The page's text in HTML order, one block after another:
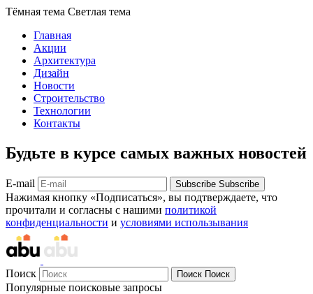
Тёмная тема Светлая тема
Главная
Акции
Архитектура
Дизайн
Новости
Строительство
Технологии
Контакты
Будьте в курсе самых важных новостей
E-mail Subscribe Subscribe
Нажимая кнопку «Подписаться», вы подтверждаете, что
прочитали и согласны с нашими политикой
конфиденциальности и условиями использывания
Поиск Поиск Поиск
Популярные поисковые запросы